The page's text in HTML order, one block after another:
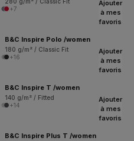
+7
Ajouter
à mes
favoris
B&C Inspire Polo /women
180 g/m² / Classic Fit
+16
Ajouter
à mes
favoris
B&C Inspire T /women
140 g/m² / Fitted
+14
Ajouter
à mes
favoris
B&C Inspire Plus T /women